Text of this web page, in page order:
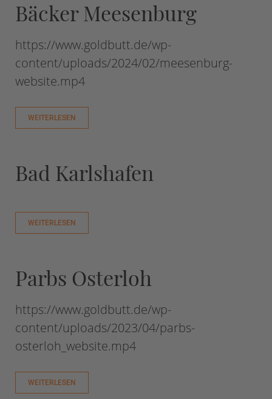
Bäcker Meesenburg
https://www.goldbutt.de/wp-
content/uploads/2024/02/meesenburg-
website.mp4
WEITERLESEN
Bad Karlshafen
WEITERLESEN
Parbs Osterloh
https://www.goldbutt.de/wp-
content/uploads/2023/04/parbs-
osterloh_website.mp4
WEITERLESEN